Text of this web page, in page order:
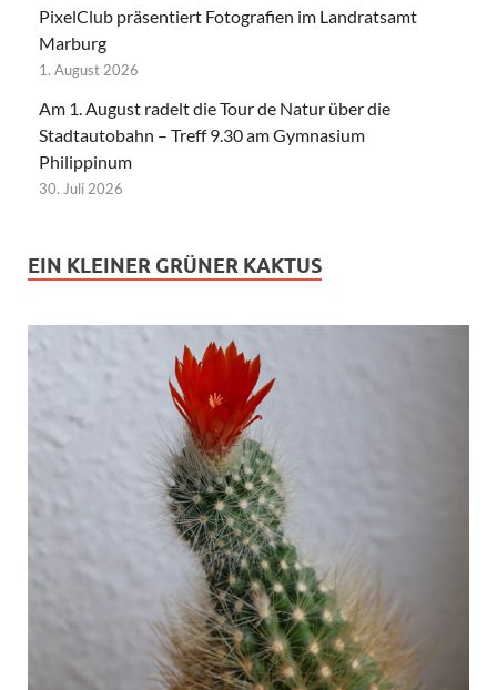
PixelClub präsentiert Fotografien im Landratsamt
Marburg
1. August 2026
Am 1. August radelt die Tour de Natur über die
Stadtautobahn – Treff 9.30 am Gymnasium
Philippinum
30. Juli 2026
EIN KLEINER GRÜNER KAKTUS